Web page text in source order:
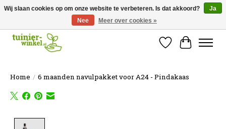
Online tuinartikelen kopen ✓ Online sinds 2007 ✓ Thuiswinkel Waarborg
Verlanglijst
Home / 6 maanden navulpakket voor A24 - Pindakaas
Wij slaan cookies op om onze website te verbeteren. Is dat akkoord?
Ja
Nee
Meer over cookies »